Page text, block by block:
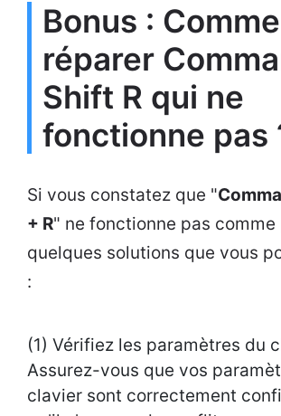
Bonus :
réparer
Shift R qui ne
fonctionne pas
Si vous constatez que "
+ R" ne fonctionne pas
quelques solutions que vous
:
(1) Vérifiez les paramètres du
Assurez-vous que vos
clavier sont correctement